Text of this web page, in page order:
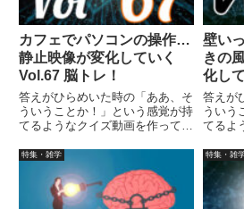
カフェでパソコンの操作…
静止映像が変化していく
Vol.67 脳トレ！
答えがひらめいた時の「ああ、そ
ういうことか！」という感覚が持
てるようなクイズ動画を作ってみ
画に答えはありませんので、最後
まで繰り返し見られます。
壁い
きの
化し
レ！
答えが
ういう
てるよ
画に答
まで
特集・雑学 特集・雑